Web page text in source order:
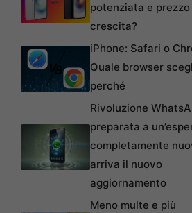
potenziata e prezzo
crescita?
iPhone: Safari o
Quale browser
perché
Rivoluzione
preparata a
completamente
arriva il nuovo
aggiornamento
Meno multe e più